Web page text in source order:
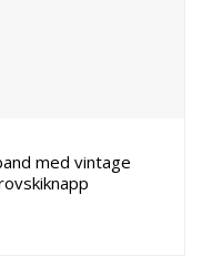
med vintage